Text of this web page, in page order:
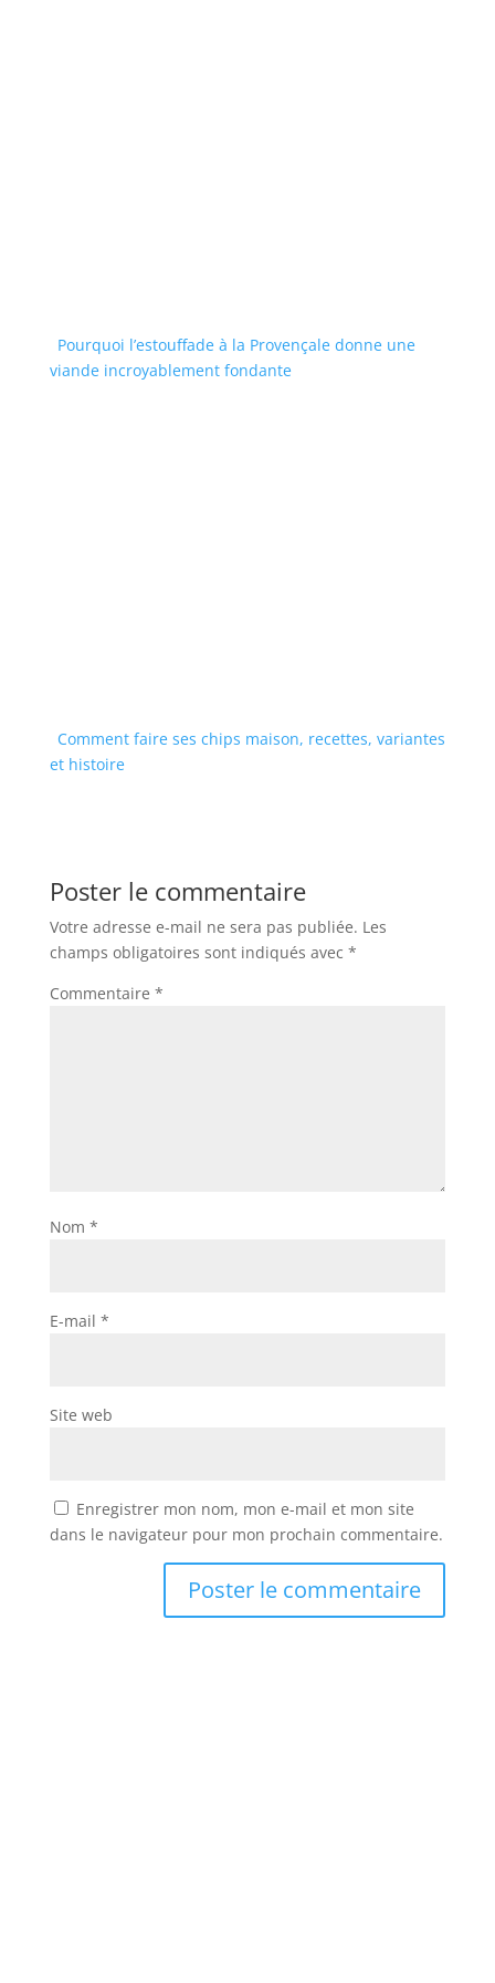
Pourquoi l’estouffade à la Provençale donne une
viande incroyablement fondante
Comment faire ses chips maison, recettes, variantes
et histoire
Poster le commentaire
Votre adresse e-mail ne sera pas publiée. Les
champs obligatoires sont indiqués avec *
Commentaire *
Nom *
E-mail *
Site web
Enregistrer mon nom, mon e-mail et mon site
dans le navigateur pour mon prochain commentaire.